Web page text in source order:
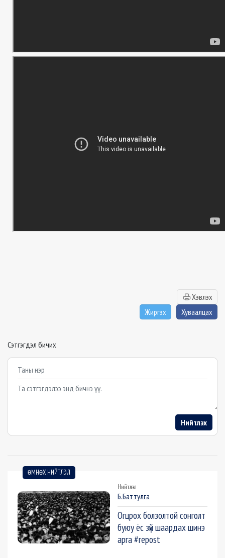
Хэвлэх
Жиргэх
Хуваалцах
Сэтгэгдэл бичих
Example textarea
Нийтлэх
ӨМНӨХ НИЙТЛЭЛ
Нийтлэл
Б.Баттулга
Огцрох болзолтой сонголт
буюу ёс зүй шаардах шинэ
арга #repost